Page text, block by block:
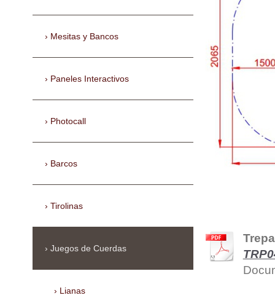
Mesitas y Bancos
Paneles Interactivos
Photocall
Barcos
Tirolinas
Juegos de Cuerdas
Lianas